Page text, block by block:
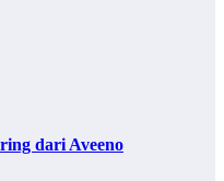
dari Aveeno